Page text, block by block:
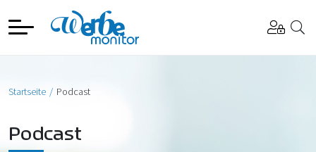
Startseite Podcast
Podcast